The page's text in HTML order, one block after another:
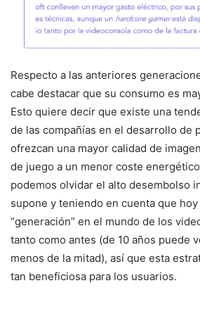
Respecto a las anteriores
cabe destacar que su consumo es
Esto quiere decir que existe una
de las compañías en el desarrollo de
ofrezcan una mayor calidad de
de juego a un menor coste
podemos olvidar el alto desembolso
supone y teniendo en cuenta que
“generación” en el mundo de los
tanto como antes (de 10 años puede
menos de la mitad), así que esta
tan beneficiosa para los usuarios.